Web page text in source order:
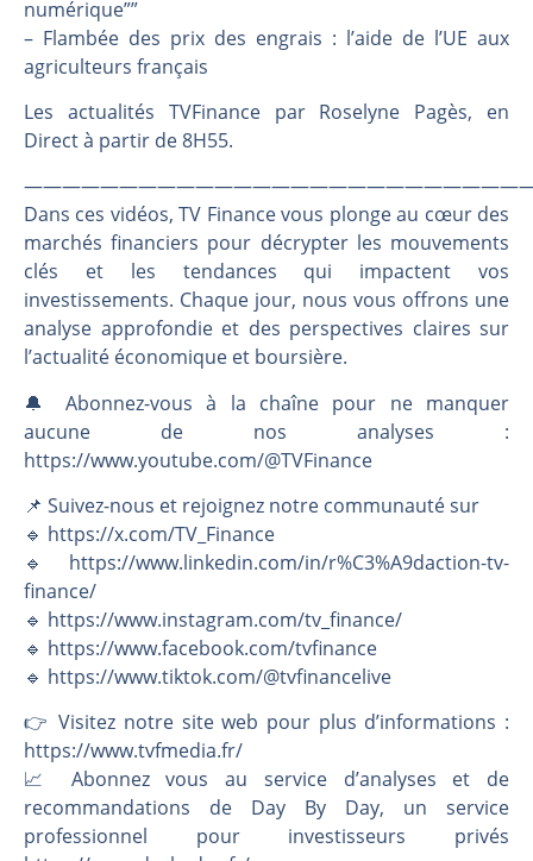
Une inertie haussière qui ralentit | Antoine Quesada – Chrono CAC
WTI : Explosion mais réserves au plus bas | Denis Desclos – Market Movers
numérique””
– Flambée des prix des engrais : l’aide de l’UE aux
agriculteurs français
Les actualités TVFinance par Roselyne Pagès, en
Direct à partir de 8H55.
Dans ces vidéos, TV Finance vous plonge au cœur des
marchés financiers pour décrypter les mouvements
clés et les tendances qui impactent vos
investissements. Chaque jour, nous vous offrons une
analyse approfondie et des perspectives claires sur
l’actualité économique et boursière.
🔔 Abonnez-vous à la chaîne pour ne manquer
aucune de nos analyses :
https://www.youtube.com/@TVFinance
📌 Suivez-nous et rejoignez notre communauté sur
🔹 https://x.com/TV_Finance
🔹 https://www.linkedin.com/in/r%C3%A9daction-tv-
finance/
🔹 https://www.instagram.com/tv_finance/
🔹 https://www.facebook.com/tvfinance
🔹 https://www.tiktok.com/@tvfinancelive
👉️ Visitez notre site web pour plus d’informations :
https://www.tvfmedia.fr/
📈 Abonnez vous au service d’analyses et de
recommandations de Day By Day, un service
professionnel pour investisseurs privés